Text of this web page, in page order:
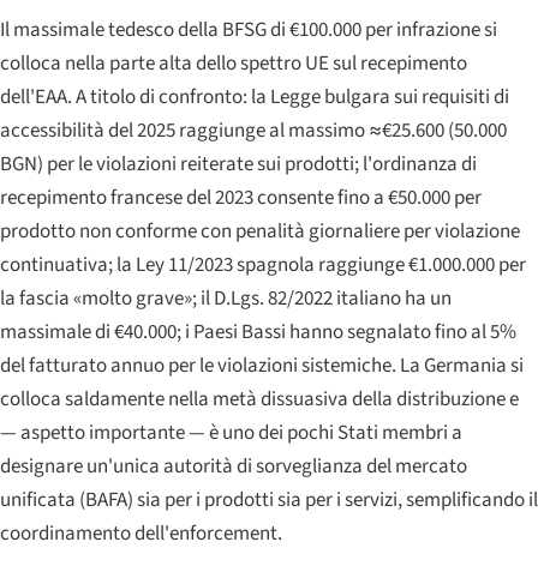
Il massimale tedesco della BFSG di €100.000 per infrazione si
colloca nella parte alta dello spettro UE sul recepimento
dell'EAA. A titolo di confronto: la Legge bulgara sui requisiti di
accessibilità del 2025 raggiunge al massimo ≈€25.600 (50.000
BGN) per le violazioni reiterate sui prodotti; l'ordinanza di
recepimento francese del 2023 consente fino a €50.000 per
prodotto non conforme con penalità giornaliere per violazione
continuativa; la Ley 11/2023 spagnola raggiunge €1.000.000 per
la fascia «molto grave»; il D.Lgs. 82/2022 italiano ha un
massimale di €40.000; i Paesi Bassi hanno segnalato fino al 5%
del fatturato annuo per le violazioni sistemiche. La Germania si
colloca saldamente nella metà dissuasiva della distribuzione e
— aspetto importante — è uno dei pochi Stati membri a
designare un'unica autorità di sorveglianza del mercato
unificata (BAFA) sia per i prodotti sia per i servizi, semplificando il
coordinamento dell'enforcement.